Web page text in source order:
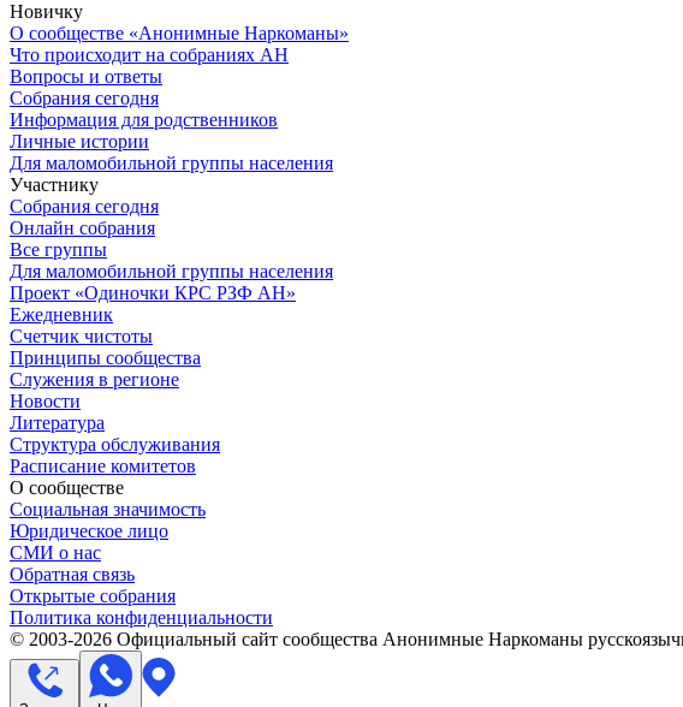
Новичку
О сообществе «Анонимные Наркоманы»
Что происходит на собраниях АН
Вопросы и ответы
Собрания сегодня
Информация для родственников
Личные истории
Для маломобильной группы населения
Участнику
Собрания сегодня
Онлайн собрания
Все группы
Для маломобильной группы населения
Проект «Одиночки КРС РЗФ АН»
Ежедневник
Счетчик чистоты
Принципы сообщества
Служения в регионе
Новости
Литература
Структура обслуживания
Расписание комитетов
О сообществе
Социальная значимость
Юридическое лицо
СМИ о нас
Обратная связь
Открытые собрания
Политика конфиденциальности
© 2003-2026 Официальный сайт сообщества Анонимные Наркоманы